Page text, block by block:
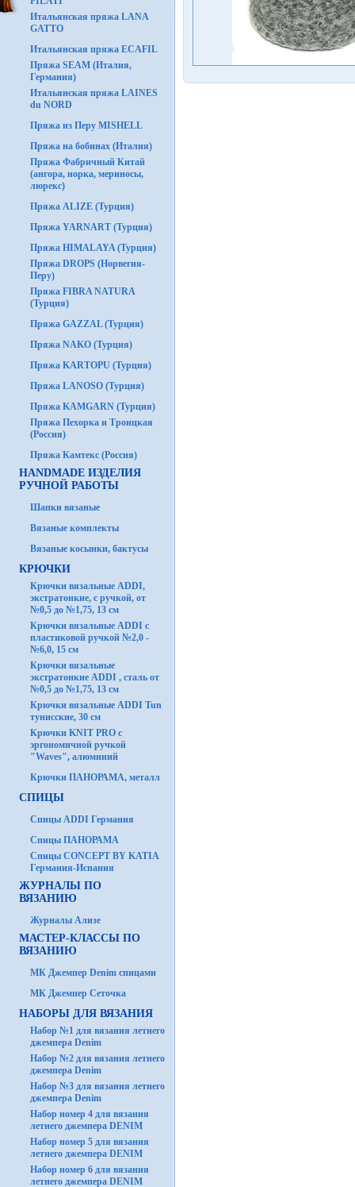
Итальянская пряжа LANA
GATTO
Итальянская пряжа ECAFIL
Пряжа SEAM (Италия,
Германия)
Итальянская пряжа LAINES
du NORD
Пряжа из Перу MISHELL
Пряжа на бобинах (Италия)
Пряжа Фабричный Китай
(ангора, норка, мериносы,
люрекс)
Пряжа ALIZE (Турция)
Пряжа YARNART (Турция)
Пряжа HIMALAYA (Турция)
Пряжа DROPS (Норвегия-
Перу)
Пряжа FIBRA NATURA
(Турция)
Пряжа GAZZAL (Турция)
Пряжа NAKO (Турция)
Пряжа KARTOPU (Турция)
Пряжа LANOSO (Турция)
Пряжа KAMGARN (Турция)
Пряжа Пехорка и Троицкая
(Россия)
Пряжа Камтекс (Россия)
HANDMADE ИЗДЕЛИЯ
РУЧНОЙ РАБОТЫ
Шапки вязаные
Вязаные комплекты
Вязаные косынки, бактусы
КРЮЧКИ
Крючки вязальные ADDI,
экстратонкие, с ручкой, от
№0,5 до №1,75, 13 см
Крючки вязальные ADDI с
пластиковой ручкой №2,0 -
№6,0, 15 см
Крючки вязальные
экстратонкие ADDI , сталь от
№0,5 до №1,75, 13 см
Крючки вязальные ADDI Tun
тунисские, 30 см
Крючки KNIT PRO с
эргономичной ручкой
"Waves", алюминий
Крючки ПАНОРАМА, металл
СПИЦЫ
Спицы ADDI Германия
Спицы ПАНОРАМА
Спицы CONCEPT BY KATIA
Германия-Испания
ЖУРНАЛЫ ПО
ВЯЗАНИЮ
Журналы Ализе
МАСТЕР-КЛАССЫ ПО
ВЯЗАНИЮ
МК Джемпер Denim спицами
МК Джемпер Сеточка
НАБОРЫ ДЛЯ ВЯЗАНИЯ
Набор №1 для вязания летнего
джемпера Denim
Набор №2 для вязания летнего
джемпера Denim
Набор №3 для вязания летнего
джемпера Denim
Набор номер 4 для вязания
летнего джемпера DENIM
Набор номер 5 для вязания
летнего джемпера DENIM
Набор номер 6 для вязания
летнего джемпера DENIM